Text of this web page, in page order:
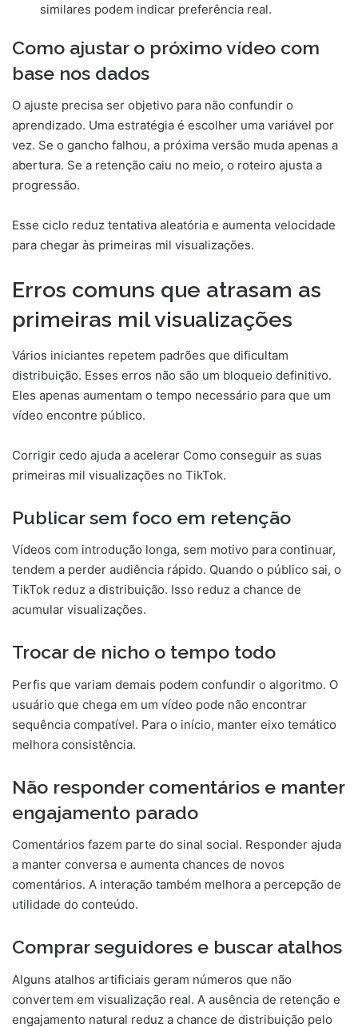
similares podem indicar preferência real.
Como ajustar o próximo vídeo com
base nos dados
O ajuste precisa ser objetivo para não confundir o
aprendizado. Uma estratégia é escolher uma variável por
vez. Se o gancho falhou, a próxima versão muda apenas a
abertura. Se a retenção caiu no meio, o roteiro ajusta a
progressão.
Esse ciclo reduz tentativa aleatória e aumenta velocidade
para chegar às primeiras mil visualizações.
Erros comuns que atrasam as
primeiras mil visualizações
Vários iniciantes repetem padrões que dificultam
distribuição. Esses erros não são um bloqueio definitivo.
Eles apenas aumentam o tempo necessário para que um
vídeo encontre público.
Corrigir cedo ajuda a acelerar Como conseguir as suas
primeiras mil visualizações no TikTok.
Publicar sem foco em retenção
Vídeos com introdução longa, sem motivo para continuar,
tendem a perder audiência rápido. Quando o público sai, o
TikTok reduz a distribuição. Isso reduz a chance de
acumular visualizações.
Trocar de nicho o tempo todo
Perfis que variam demais podem confundir o algoritmo. O
usuário que chega em um vídeo pode não encontrar
sequência compatível. Para o início, manter eixo temático
melhora consistência.
Não responder comentários e manter
engajamento parado
Comentários fazem parte do sinal social. Responder ajuda
a manter conversa e aumenta chances de novos
comentários. A interação também melhora a percepção de
utilidade do conteúdo.
Comprar seguidores e buscar atalhos
Alguns atalhos artificiais geram números que não
convertem em visualização real. A ausência de retenção e
engajamento natural reduz a chance de distribuição pelo